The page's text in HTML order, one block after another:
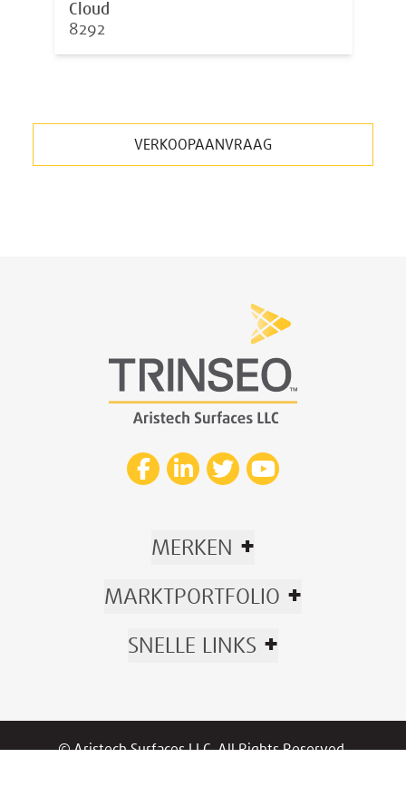
Cloud
8292
VERKOOPAANVRAAG
MERKEN +
MARKTPORTFOLIO +
SNELLE LINKS +
© Aristech Surfaces LLC. All Rights Reserved.